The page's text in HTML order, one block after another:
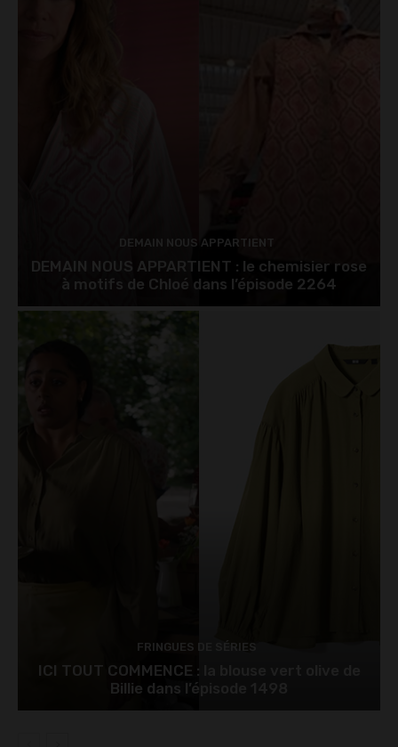
DEMAIN NOUS APPARTIENT
DEMAIN NOUS APPARTIENT : le chemisier rose
à motifs de Chloé dans l’épisode 2264
FRINGUES DE SÉRIES
ICI TOUT COMMENCE : la blouse vert olive de
Billie dans l’épisode 1498